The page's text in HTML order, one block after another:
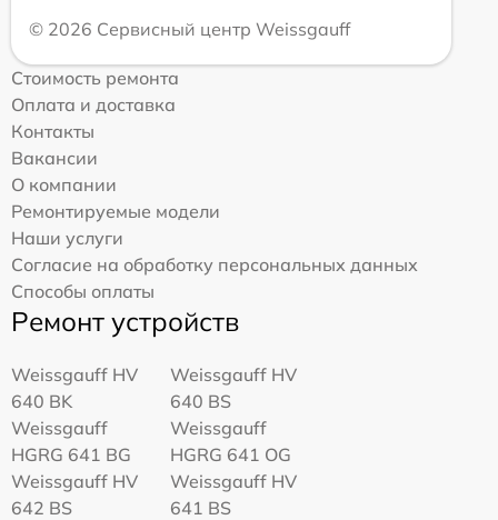
© 2026 Сервисный центр Weissgauff
Стоимость ремонта
Оплата и доставка
Контакты
Вакансии
О компании
Ремонтируемые модели
Наши услуги
Согласие на обработку персональных данных
Способы оплаты
Ремонт устройств
Weissgauff HV
640 BK
Weissgauff HV
640 BS
Weissgauff
HGRG 641 BG
Weissgauff
HGRG 641 OG
Weissgauff HV
642 BS
Weissgauff HV
641 BS